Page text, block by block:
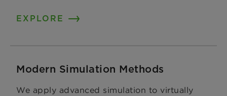
EXPLORE
Modern Simulation Methods
We apply advanced simulation to virtually